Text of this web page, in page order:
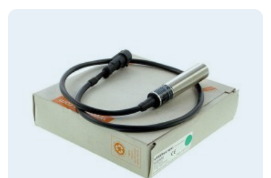
abierto , Conector, conector M12, Material de